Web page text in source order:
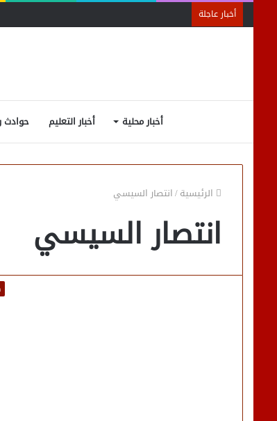
أخبار عاجلة
أخبار محلية أخبار التعليم حوادث
الرئيسية/انتصار السيسي
انتصار السيسي